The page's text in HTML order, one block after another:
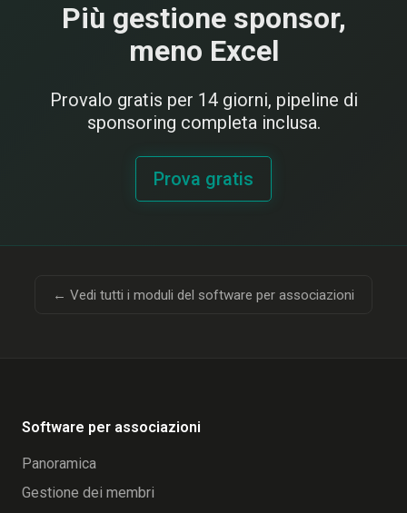
Più gestione sponsor,
meno Excel
Provalo gratis per 14 giorni, pipeline di
sponsoring completa inclusa.
Prova gratis
← Vedi tutti i moduli del software per associazioni
Software per associazioni
Panoramica
Gestione dei membri